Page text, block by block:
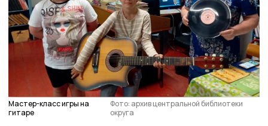
Мастер-класс игры на
гитаре
Фото: архив центральной библиотеки
округа